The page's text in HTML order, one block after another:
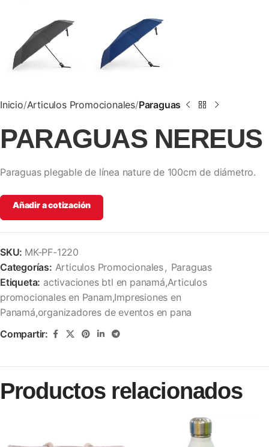
Inicio Articulos Promocionales Paraguas
PARAGUAS NEREUS
Paraguas plegable de línea nature de 100cm de diámetro.
Añadir a cotización
SKU: MK-PF-1220
Categorías: Articulos Promocionales, Paraguas
Etiqueta: activaciones btl en panamá,Articulos
promocionales en Panam,Impresiones en
Panamá,organizadores de eventos en pana
Compartir:
Productos relacionados